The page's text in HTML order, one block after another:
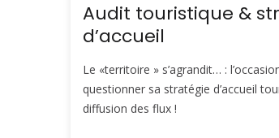
Audit touristique &
d’accueil
Le «territoire » s’agrandit… :
questionner sa stratégie d’accueil
diffusion des flux !